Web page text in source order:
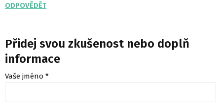
ODPOVĚDĚT
Přidej svou zkušenost nebo doplň
informace
Vaše jméno *